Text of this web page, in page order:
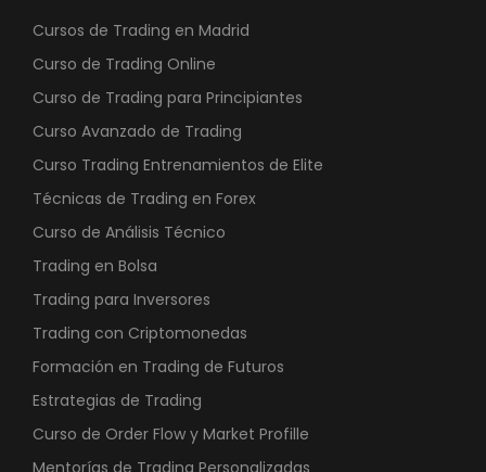
Cursos de Trading en Madrid
Curso de Trading Online
Curso de Trading para Principiantes
Curso Avanzado de Trading
Curso Trading Entrenamientos de Elite
Técnicas de Trading en Forex
Curso de Análisis Técnico
Trading en Bolsa
Trading para Inversores
Trading con Criptomonedas
Formación en Trading de Futuros
Estrategias de Trading
Curso de Order Flow y Market Profille